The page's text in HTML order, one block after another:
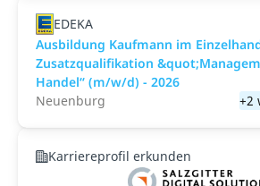
EDEKA
Ausbildung Kaufmann im
Zusatzqualifikation
Handel“ (m/w/d) - 2026
Neuenburg
+2
Karriereprofil erkunden